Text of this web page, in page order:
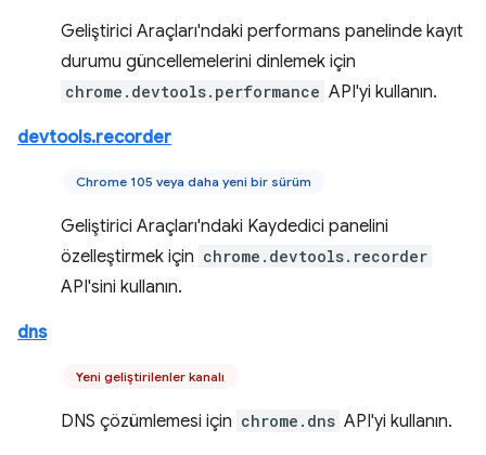
Geliştirici Araçları'ndaki performans panelinde kayıt
durumu güncellemelerini dinlemek için
chrome.devtools.performance API'yi kullanın.
devtools.recorder
Chrome 105 veya daha yeni bir sürüm
Geliştirici Araçları'ndaki Kaydedici panelini
özelleştirmek için chrome.devtools.recorder
API'sini kullanın.
dns
Yeni geliştirilenler kanalı
DNS çözümlemesi için chrome.dns API'yi kullanın.